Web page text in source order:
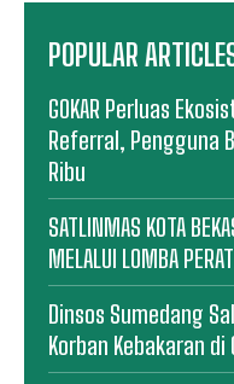
POPULAR
GOKAR Perluas
Referral, Pengguna
Ribu
SATLINMAS KOTA
MELALUI LOMBA
Dinsos Sumedang
Korban Kebakaran di